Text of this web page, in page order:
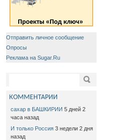
Отправить личное сообщение
Опросы
Реклама на Sugar.Ru
Поиск
КОММЕНТАРИИ
сахар в БАШКИРИИ 5 дней 2
часа назад
И только Россия 3 недели 2 дня
назад